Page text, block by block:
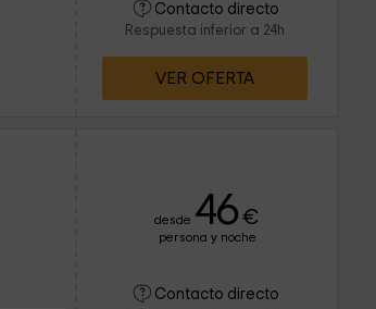
Contacto directo
Respuesta inferior a 24h
VER OFERTA
desde 46 €
persona y noche
Contacto directo